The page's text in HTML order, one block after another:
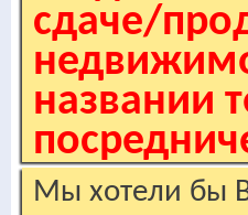
сдаче/
названии
Мы хотели бы